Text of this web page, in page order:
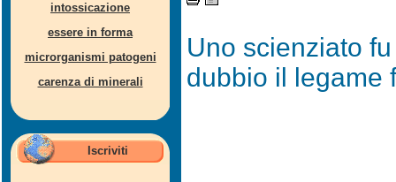
intossicazione
essere in forma
microrganismi patogeni
carenza di minerali
Iscriviti
Uno scienziato
dubbio il legame